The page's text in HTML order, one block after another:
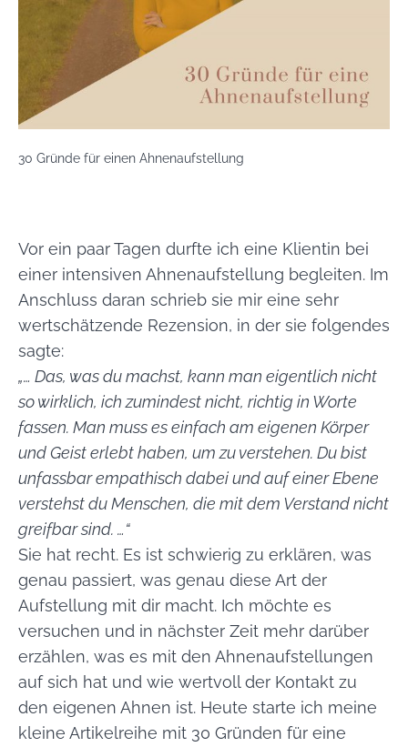
30 Gründe für einen Ahnenaufstellung
Vor ein paar Tagen durfte ich eine Klientin bei
einer intensiven Ahnenaufstellung begleiten. Im
Anschluss daran schrieb sie mir eine sehr
wertschätzende Rezension, in der sie folgendes
sagte:
„… Das, was du machst, kann man eigentlich nicht
so wirklich, ich zumindest nicht, richtig in Worte
fassen. Man muss es einfach am eigenen Körper
und Geist erlebt haben, um zu verstehen. Du bist
unfassbar empathisch dabei und auf einer Ebene
verstehst du Menschen, die mit dem Verstand nicht
greifbar sind. …“
Sie hat recht. Es ist schwierig zu erklären, was
genau passiert, was genau diese Art der
Aufstellung mit dir macht. Ich möchte es
versuchen und in nächster Zeit mehr darüber
erzählen, was es mit den Ahnenaufstellungen
auf sich hat und wie wertvoll der Kontakt zu
den eigenen Ahnen ist. Heute starte ich meine
kleine Artikelreihe mit 30 Gründen für eine